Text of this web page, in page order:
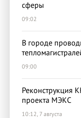
сферы
09:02
В городе
09:00
Реконструкция
проекта МЭКС
10:12, 7 августа